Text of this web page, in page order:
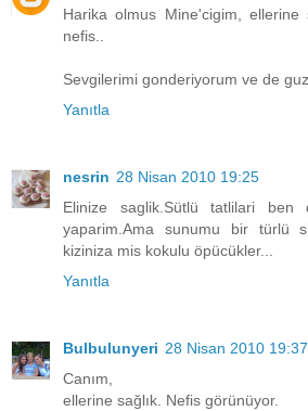
Harika olmus Mine'cigim, ellerine
nefis..
Sevgilerimi gonderiyorum ve de
Yanıtla
nesrin 28 Nisan 2010 19:25
Elinize saglik.Sütlü tatlilari
yaparim.Ama sunumu bir türlü
kiziniza mis kokulu öpücükler...
Yanıtla
Bulbulunyeri 28 Nisan 2010 19:37
Canım,
ellerine sağlık. Nefis görünüyor.